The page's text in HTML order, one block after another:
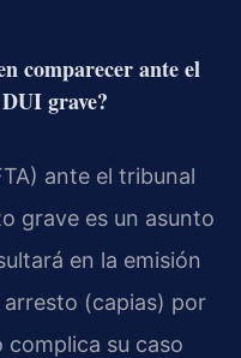
comparecer ante el
grave?
ante el tribunal
grave es un asunto
en la emisión
(capias) por
complica su caso